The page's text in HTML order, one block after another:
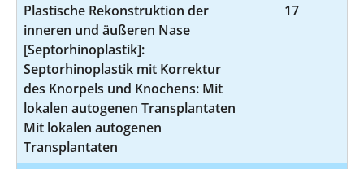
Plastische Rekonstruktion der
inneren und äußeren Nase
[Septorhinoplastik]:
Septorhinoplastik mit Korrektur
des Knorpels und Knochens: Mit
lokalen autogenen Transplantaten
Mit lokalen autogenen
Transplantaten
17